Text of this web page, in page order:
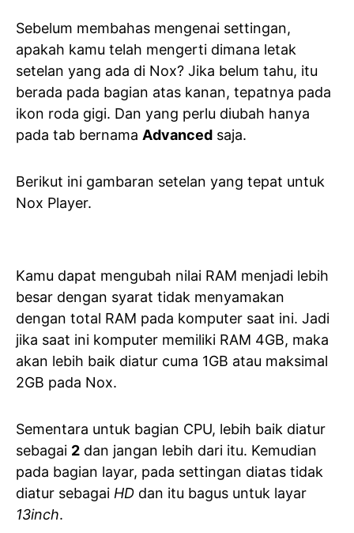
Sebelum membahas mengenai settingan,
apakah kamu telah mengerti dimana letak
setelan yang ada di Nox? Jika belum tahu, itu
berada pada bagian atas kanan, tepatnya pada
ikon roda gigi. Dan yang perlu diubah hanya
pada tab bernama Advanced saja.
Berikut ini gambaran setelan yang tepat untuk
Nox Player.
Kamu dapat mengubah nilai RAM menjadi lebih
besar dengan syarat tidak menyamakan
dengan total RAM pada komputer saat ini. Jadi
jika saat ini komputer memiliki RAM 4GB, maka
akan lebih baik diatur cuma 1GB atau maksimal
2GB pada Nox.
Sementara untuk bagian CPU, lebih baik diatur
sebagai 2 dan jangan lebih dari itu. Kemudian
pada bagian layar, pada settingan diatas tidak
diatur sebagai HD dan itu bagus untuk layar
13inch.